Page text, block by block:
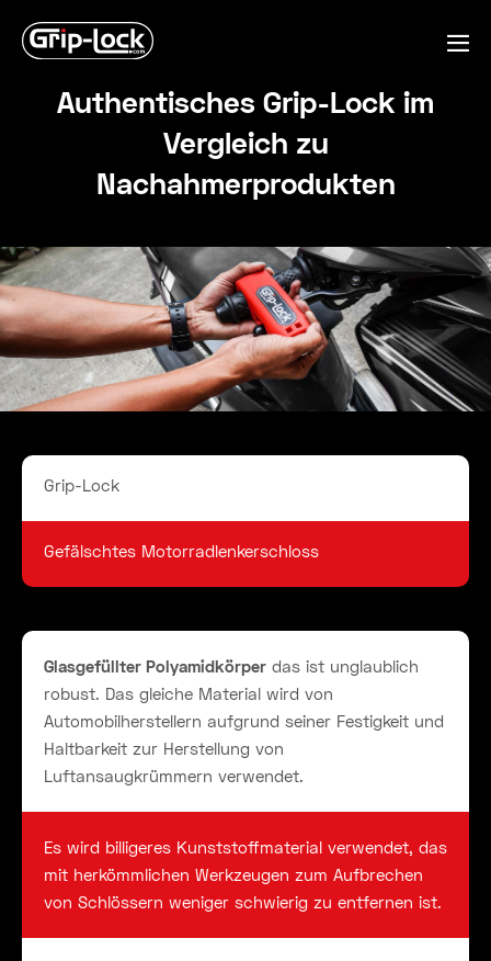
Inhalt
Authentisches Grip-Lock im
Vergleich zu
Nachahmerprodukten
Grip-Lock
Gefälschtes Motorradlenkerschloss
Glasgefüllter Polyamidkörper das ist unglaublich
robust. Das gleiche Material wird von
Automobilherstellern aufgrund seiner Festigkeit und
Haltbarkeit zur Herstellung von
Luftansaugkrümmern verwendet.
Es wird billigeres Kunststoffmaterial verwendet, das
mit herkömmlichen Werkzeugen zum Aufbrechen
von Schlössern weniger schwierig zu entfernen ist.